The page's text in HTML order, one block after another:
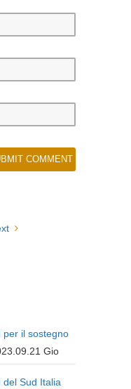
per il sostegno
Gio
del Sud Italia